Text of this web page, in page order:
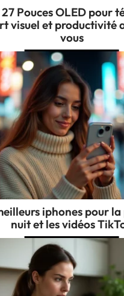
Pouces OLED pour
visuel et productivité
vous
iphones pour
nuit et les vidéos